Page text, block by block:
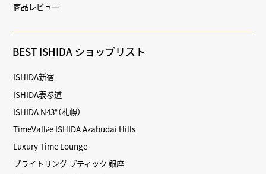
商品レビュー
BEST ISHIDA ショップリスト
ISHIDA新宿
ISHIDA表参道
ISHIDA N43°（札幌）
TimeVallée ISHIDA Azabudai Hills
Luxury Time Lounge
ブライトリング ブティック 銀座